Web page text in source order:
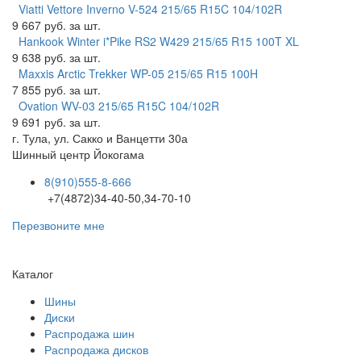
Viatti Vettore Inverno V-524 215/65 R15C 104/102R
9 667 руб. за шт.
Hankook Winter i*Pike RS2 W429 215/65 R15 100T XL
9 638 руб. за шт.
Maxxis Arctic Trekker WP-05 215/65 R15 100H
7 855 руб. за шт.
Ovation WV-03 215/65 R15C 104/102R
9 691 руб. за шт.
г. Тула, ул. Сакко и Ванцетти 30а
Шинный центр Йокогама
8(910)555-8-666
+7(4872)34-40-50,34-70-10
Перезвоните мне
Каталог
Шины
Диски
Распродажа шин
Распродажа дисков